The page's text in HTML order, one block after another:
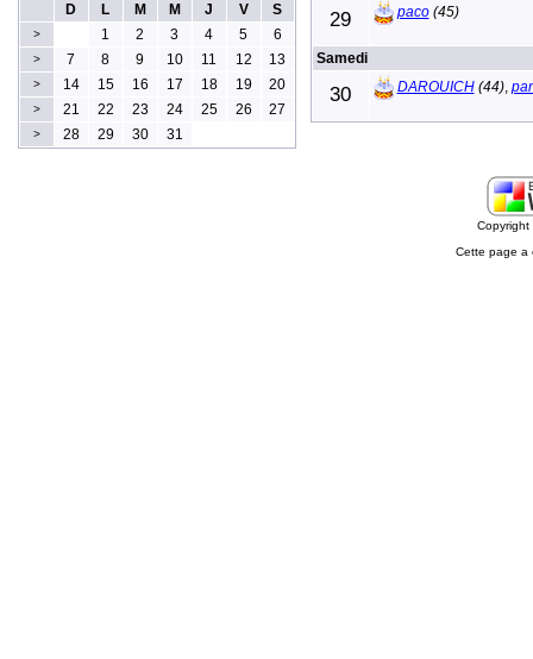
29 paco(45)
Samedi
30 DAROUICH(44),
D
L M M J V S
> 1 2 3 4 5 6
> 7 8 9 10 11 12 13
> 14 15 16 17 18 19 20
> 21 22 23 24 25 26 27
> 28 29 30 31
Cette page a